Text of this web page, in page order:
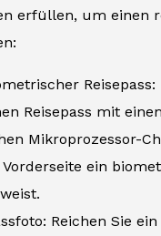
erfüllen, um einen
Reisepass:
Reisepass mit
Mikroprozessor-
ein
Reichen Sie